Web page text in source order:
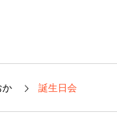
か 誕生日会